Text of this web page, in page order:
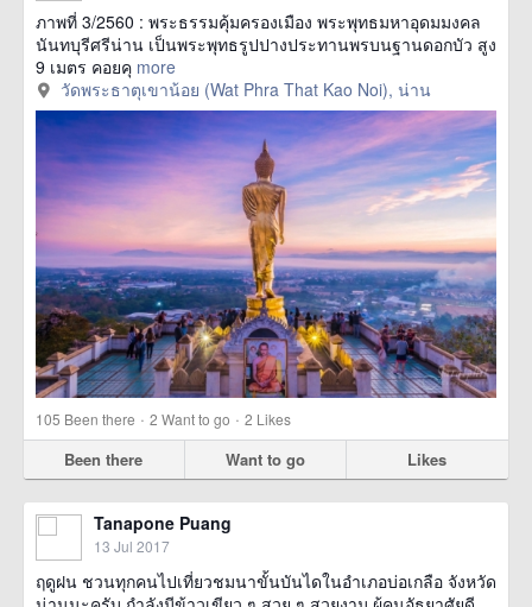
ภาพที่ 3/2560 : พระธรรมคุ้มครองเมือง พระพุทธมหาอุดมมงคล
นันทบุรีศรีน่าน เป็นพระพุทธรูปปางประทานพรบนฐานดอกบัว สูง
9 เมตร คอยคุ more
วัดพระธาตุเขาน้อย (Wat Phra That Kao Noi), น่าน
105 Been there · 2 Want to go · 2 Likes
Been there Want to go Likes
Tanapone Puang
13 Jul 2017
ฤดูฝน ชวนทุกคนไปเที่ยวชมนาขั้นบันไดในอำเภอบ่อเกลือ จังหวัด